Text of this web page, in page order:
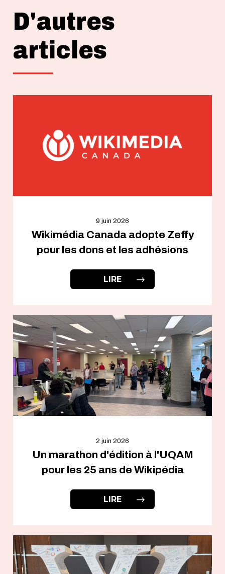
D'autres
articles
9 juin 2026
Wikimédia Canada adopte Zeffy
pour les dons et les adhésions
LIRE
2 juin 2026
Un marathon d'édition à l'UQAM
pour les 25 ans de Wikipédia
LIRE